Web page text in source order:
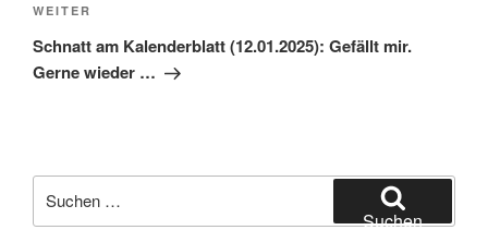
Nächster
Beitrag
WEITER
Schnatt am Kalenderblatt (12.01.2025): Gefällt mir.
Gerne wieder …
nach:
Suchen